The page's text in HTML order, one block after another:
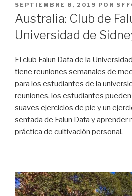
PUBLICADO
EL
SEPTIEMBRE 8, 2019 POR
Australia: Club de
Universidad de
El club Falun Dafa de la
tiene reuniones semanales de
para los estudiantes de la
reuniones, los estudiantes
suaves ejercicios de pie y un
sentada de Falun Dafa y aprender
práctica de cultivación personal.